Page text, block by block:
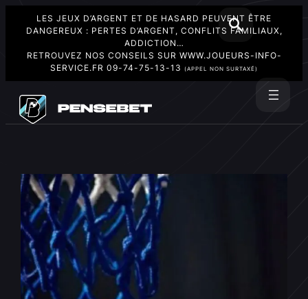
LES JEUX D’ARGENT ET DE HASARD PEUVENT ÊTRE
DANGEREUX : PERTES D’ARGENT, CONFLITS FAMILIAUX,
ADDICTION…
RETROUVEZ NOS CONSEILS SUR WWW.JOUEURS-INFO-
SERVICE.FR 09-74-75-13-13 (APPEL NON SURTAXÉ)
contenu